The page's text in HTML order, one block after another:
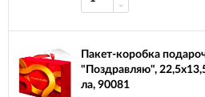
Пакет-коробка
"Поздравляю",
ла, 90081